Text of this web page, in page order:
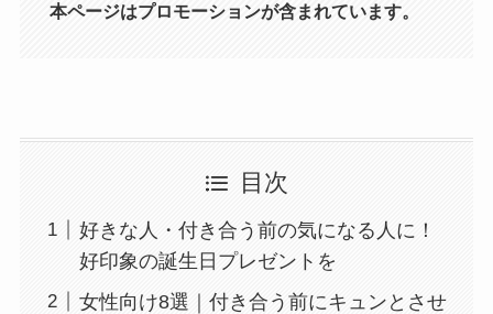
本ページはプロモーションが含まれています。
目次
好きな人・付き合う前の気になる人に！
好印象の誕生日プレゼントを
女性向け8選｜付き合う前にキュンとさせ